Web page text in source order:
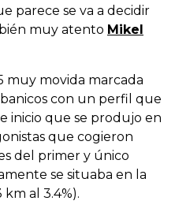
parece se va a decidir
muy atento Mikel
muy movida marcada
con un perfil que
inicio que se produjo en
que cogieron
del primer y único
se situaba en la
km al 3.4%).